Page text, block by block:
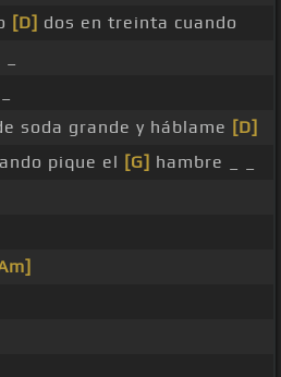
[D] dos en treinta cuando
soda grande y háblame [D]
pique el [G] hambre _ _